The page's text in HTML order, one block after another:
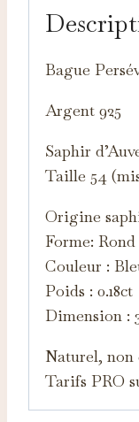
Bague
Argent 925
Saphir
Taille 54
Origine
Forme:
Couleur :
Poids : 0.18ct
Dimension :
Naturel, non
Tarifs PRO